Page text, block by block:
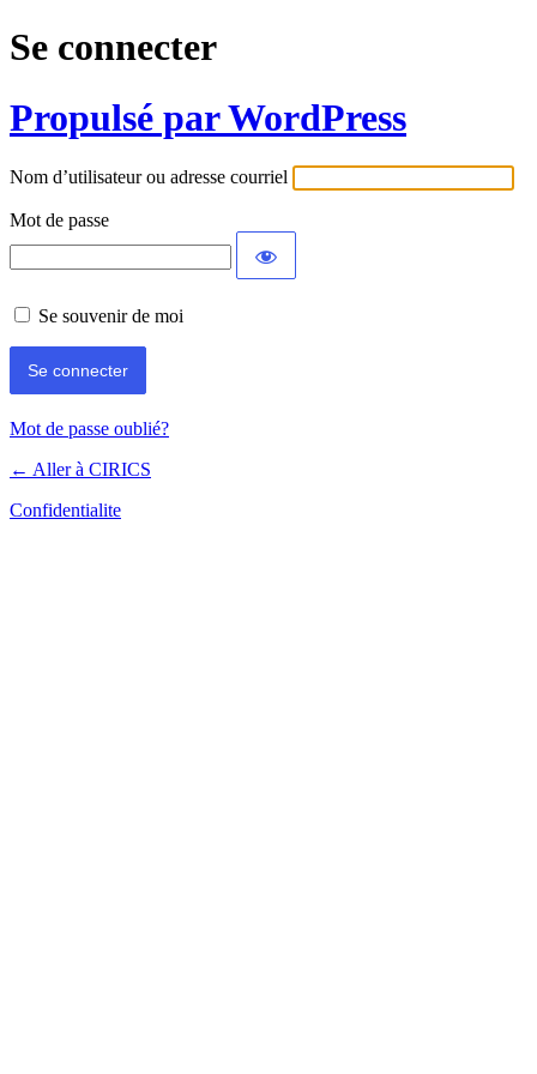
Se connecter
Propulsé par WordPress
Nom d’utilisateur ou adresse courriel
Mot de passe
Se souvenir de moi
Mot de passe oublié?
← Aller à CIRICS
Confidentialite